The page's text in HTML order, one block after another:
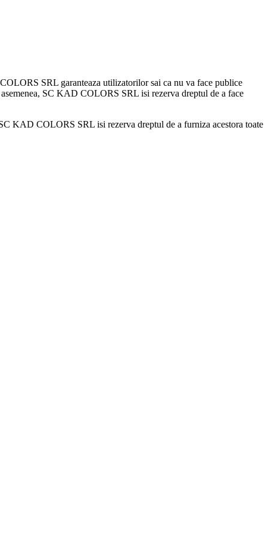
SRL garanteaza utilizatorilor sai ca nu va face publice
SC KAD COLORS SRL isi rezerva dreptul de a face
KAD COLORS SRL isi rezerva dreptul de a furniza acestora toate